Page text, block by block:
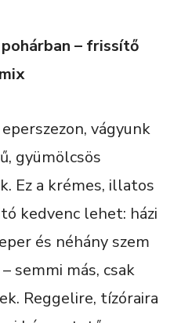
– frissítő
vágyunk
gyümölcsös
Ez a krémes, illatos
kedvenc lehet: házi
és néhány szem
semmi más, csak
Reggelire, tízóraira